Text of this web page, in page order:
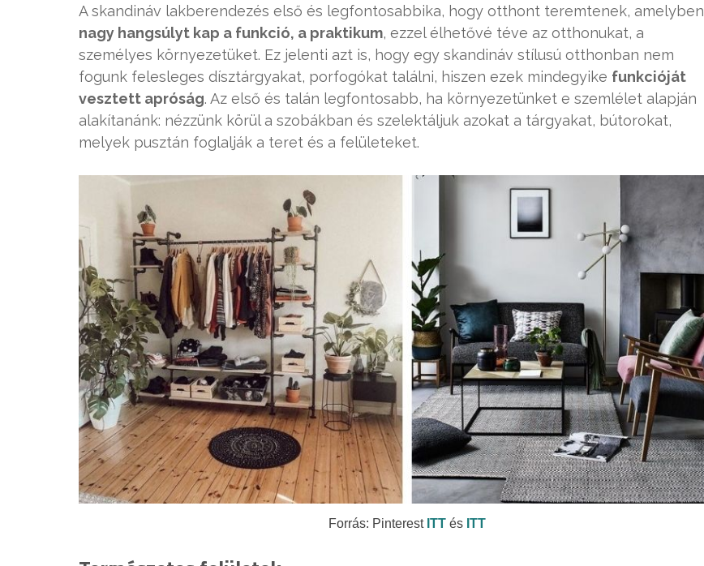
A skandináv lakberendezés első és legfontosabbika, hogy otthont teremtenek, amelyben
nagy hangsúlyt kap a funkció, a praktikum, ezzel élhetővé téve az otthonukat, a
személyes környezetüket. Ez jelenti azt is, hogy egy skandináv stílusú otthonban nem
fogunk felesleges dísztárgyakat, porfogókat találni, hiszen ezek mindegyike funkcióját
vesztett apróság. Az első és talán legfontosabb, ha környezetünket e szemlélet alapján
alakítanánk: nézzünk körül a szobákban és szelektáljuk azokat a tárgyakat, bútorokat,
melyek pusztán foglalják a teret és a felületeket.
Forrás: Pinterest ITT és ITT